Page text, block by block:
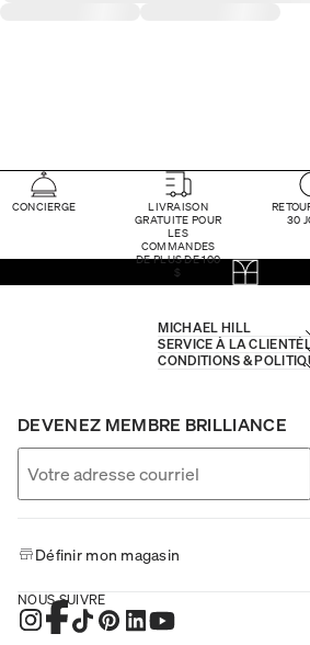
CONCIERGE
LIVRAISON
GRATUITE POUR
LES
COMMANDES
DE PLUS DE 100
$
30
MICHAEL HILL
SERVICE À LA
CONDITIONS &
DEVENEZ MEMBRE BRILLIANCE
Définir mon magasin
NOUS SUIVRE